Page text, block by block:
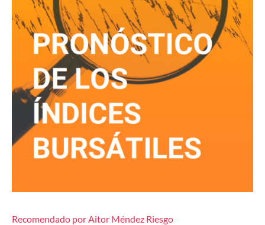
Recomendado por Aitor Méndez Riesgo